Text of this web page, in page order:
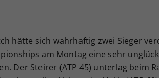
hätte sich wahrhaftig zwei Sieger
am Montag eine sehr
Der Steirer (ATP 45) unterlag beim